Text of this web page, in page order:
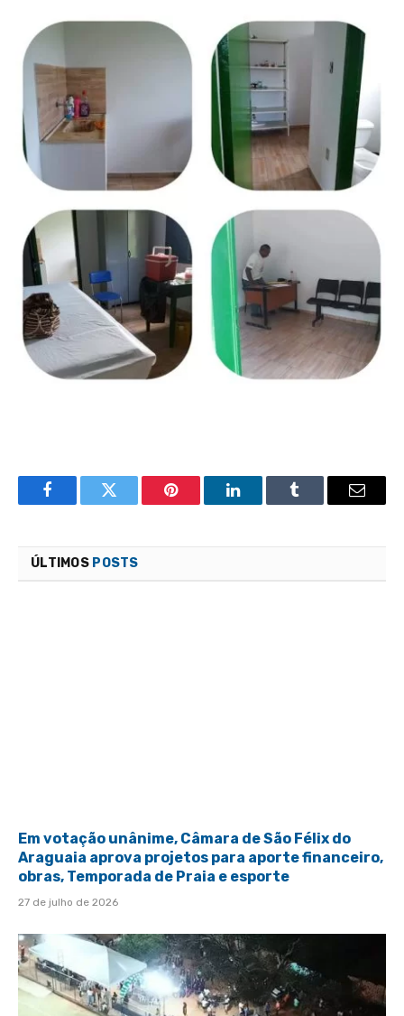
FacebookTwitter Pinterest LinkedInTumblr Email
ÚLTIMOS POSTS
Em votação unânime, Câmara de São Félix do
Araguaia aprova projetos para aporte financeiro,
obras, Temporada de Praia e esporte
27 de julho de 2026